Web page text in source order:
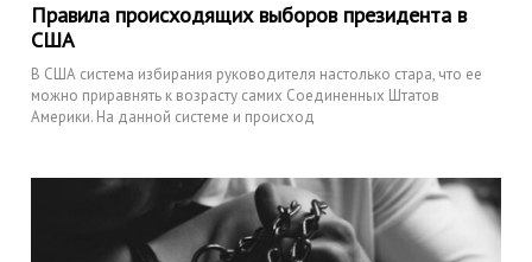
Правила происходящих выборов президента в
США
В США система избирания руководителя настолько стара, что ее
можно приравнять к возрасту самих Соединенных Штатов
Америки. На данной системе и происход